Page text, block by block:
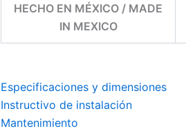
HECHO EN MÉXICO / MADE
IN MEXICO
Especificaciones y dimensiones
Instructivo de instalación
Mantenimiento